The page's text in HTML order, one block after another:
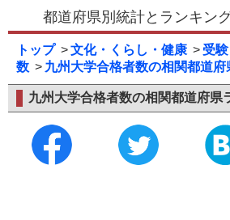
都道府県別統計とランキン
トップ 文化・くらし・健康 受験
数
九州大学合格者数の相関都道
九州大学合格者数の相関都道府県